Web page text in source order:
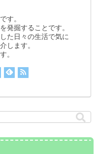
す。
発掘することです。
た日々の生活で気に
します。
。